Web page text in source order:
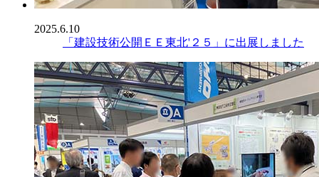
2025.6.10
「建設技術公開ＥＥ東北'２５」に出展しました